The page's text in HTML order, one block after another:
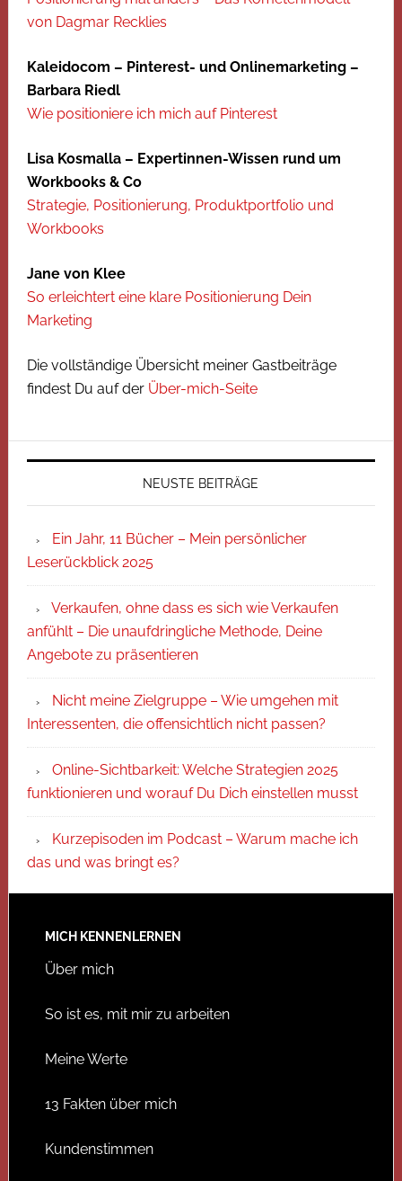
von Dagmar Recklies
Kaleidocom – Pinterest- und Onlinemarketing –
Barbara Riedl
Wie positioniere ich mich auf Pinterest
Lisa Kosmalla – Expertinnen-Wissen rund um
Workbooks & Co
Strategie, Positionierung, Produktportfolio und
Workbooks
Jane von Klee
So erleichtert eine klare Positionierung Dein
Marketing
Die vollständige Übersicht meiner Gastbeiträge
findest Du auf der Über-mich-Seite
NEUSTE BEITRÄGE
Ein Jahr, 11 Bücher – Mein persönlicher
Leserückblick 2025
Verkaufen, ohne dass es sich wie Verkaufen
anfühlt – Die unaufdringliche Methode, Deine
Angebote zu präsentieren
Nicht meine Zielgruppe – Wie umgehen mit
Interessenten, die offensichtlich nicht passen?
Online-Sichtbarkeit: Welche Strategien 2025
funktionieren und worauf Du Dich einstellen musst
Kurzepisoden im Podcast – Warum mache ich
das und was bringt es?
MICH KENNENLERNEN
Über mich
So ist es, mit mir zu arbeiten
Meine Werte
13 Fakten über mich
Kundenstimmen